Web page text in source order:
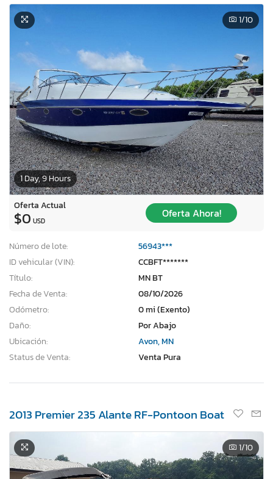
1 Day, 9 Hours
1/10
Oferta Actual
$0 USD
Oferta Ahora!
Número de lote:
56943***
ID vehicular (VIN):
CCBFT*******
Título:
MN BT
Fecha de Venta:
08/10/2026
Odómetro:
0 mi (Exento)
Daño:
Por Abajo
Ubicación:
Avon, MN
Status de Venta:
Venta Pura
2013 Premier 235 Alante RF-Pontoon Boat
1/10